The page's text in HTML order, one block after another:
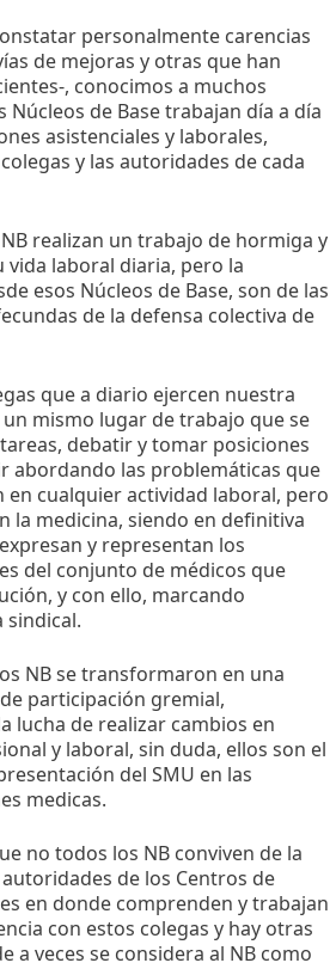
personalmente carencias
de mejoras y otras que han
, conocimos a muchos
Núcleos de Base trabajan día a día
asistenciales y laborales,
y las autoridades de cada
realizan un trabajo de hormiga y
vida laboral diaria, pero la
esos Núcleos de Base, son de las
de la defensa colectiva de
que a diario ejercen nuestra
mismo lugar de trabajo que se
debatir y tomar posiciones
abordando las problemáticas que
en cualquier actividad laboral, pero
la medicina, siendo en definitiva
y representan los
del conjunto de médicos que
y con ello, marcando
sindical.
NB se transformaron en una
participación gremial,
lucha de realizar cambios en
y laboral, sin duda, ellos son el
del SMU en las
medicas.
no todos los NB conviven de la
de los Centros de
en donde comprenden y trabajan
con estos colegas y hay otras
a veces se considera al NB como